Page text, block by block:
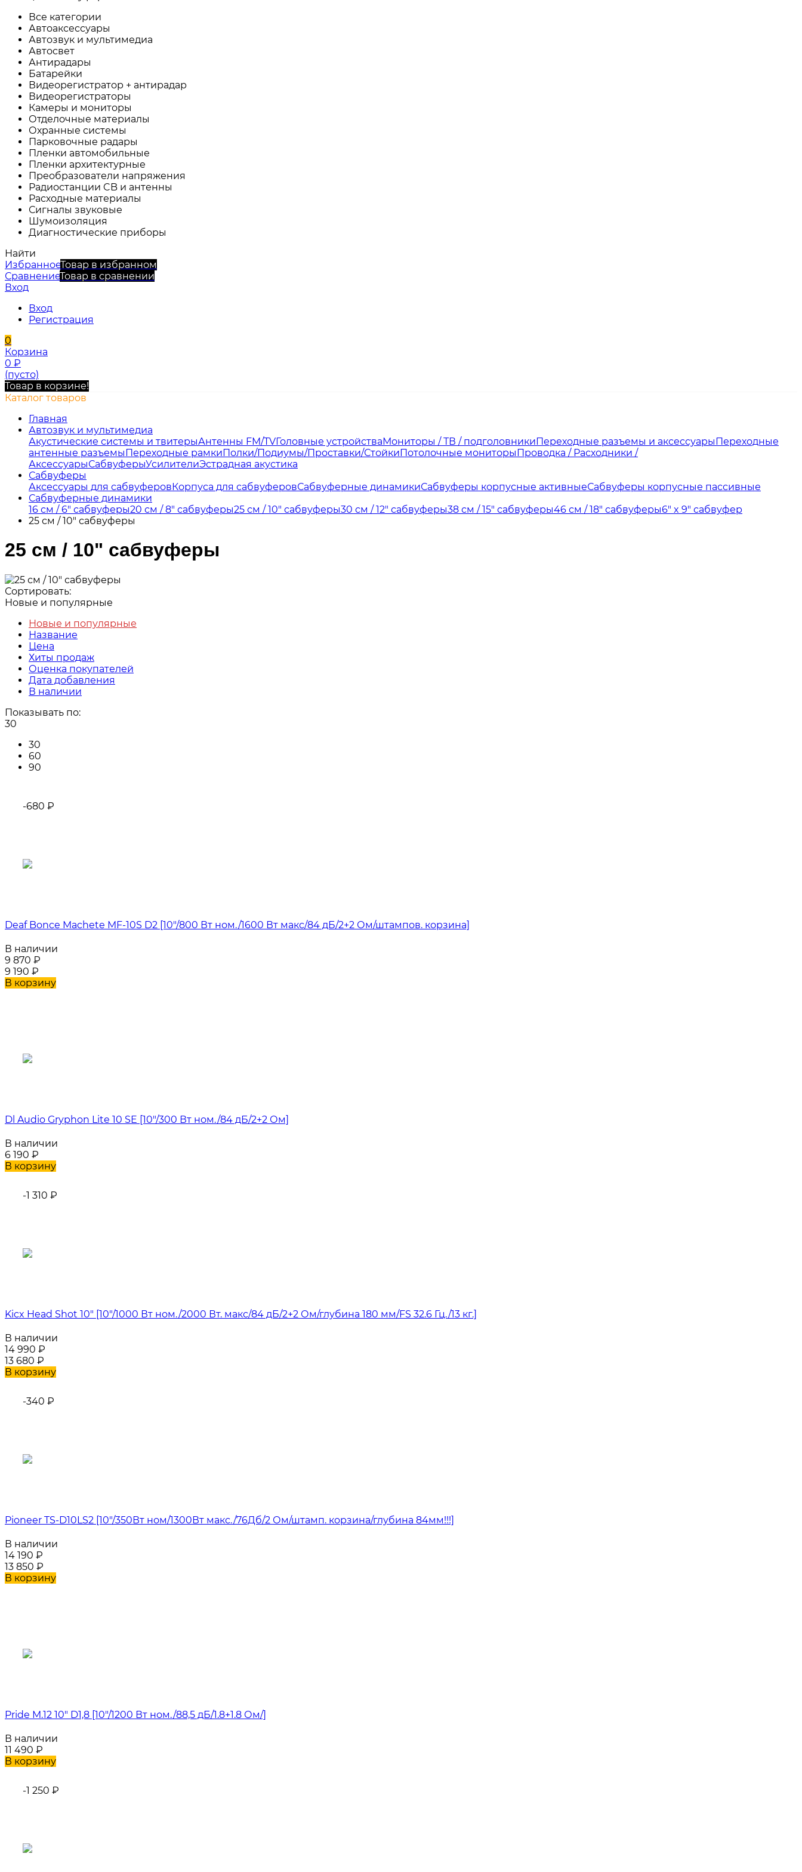
Все категории
Автоаксессуары
Автозвук и мультимедиа
Автосвет
Антирадары
Батарейки
Видеорегистратор + антирадар
Видеорегистраторы
Камеры и мониторы
Отделочные материалы
Охранные системы
Парковочные радары
Пленки автомобильные
Пленки архитектурные
Преобразователи напряжения
Радиостанции CB и антенны
Расходные материалы
Сигналы звуковые
Шумоизоляция
Диагностические приборы
Найти
ИзбранноеТовар в избранном
СравнениеТовар в сравнении
Вход
Вход
Регистрация
0
Корзина
0 ₽
(пусто)
Товар в корзине!
Каталог товаров
Главная
Автозвук и мультимедиа
Акустические системы и твитерыАнтенны FM/TVГоловные устройстваМониторы / ТВ / подголовникиПереходные разъемы и аксессуарыПереходные
антенные разъемыПереходные рамкиПолки/Подиумы/Проставки/СтойкиПотолочные мониторыПроводка / Расходники /
АксессуарыСабвуферыУсилителиЭстрадная акустика
Сабвуферы
Аксессуары для сабвуферовКорпуса для сабвуферовСабвуферные динамикиСабвуферы корпусные активныеСабвуферы корпусные пассивные
Сабвуферные динамики
16 см / 6" сабвуферы20 см / 8" сабвуферы25 см / 10" сабвуферы30 см / 12" сабвуферы38 см / 15" сабвуферы46 см / 18" сабвуферы6" x 9" сабвуфер
25 см / 10" сабвуферы
25 см / 10" сабвуферы
Сортировать:
Новые и популярные
Новые и популярные
Название
Цена
Хиты продаж
Оценка покупателей
Дата добавления
В наличии
Показывать по:
30
30
60
90
-680 ₽
Deaf Bonce Machete MF-10S D2 [10"/800 Вт ном./1600 Вт макс/84 дБ/2+2 Ом/штампов. корзина]
В наличии
9 870 ₽
9 190 ₽
В корзину
Dl Audio Gryphon Lite 10 SE [10"/300 Вт ном./84 дБ/2+2 Ом]
В наличии
6 190 ₽
В корзину
-1 310 ₽
Kicx Head Shot 10" [10"/1000 Вт ном./2000 Вт. макс/84 дБ/2+2 Ом/глубина 180 мм/FS 32.6 Гц./13 кг.]
В наличии
14 990 ₽
13 680 ₽
В корзину
-340 ₽
Pioneer TS-D10LS2 [10"/350Вт ном/1300Вт макс./76Дб/2 Ом/штамп. корзина/глубина 84мм!!!]
В наличии
14 190 ₽
13 850 ₽
В корзину
Pride M.12 10" D1,8 [10"/1200 Вт ном./88,5 дБ/1.8+1.8 Ом/]
В наличии
11 490 ₽
В корзину
-1 250 ₽